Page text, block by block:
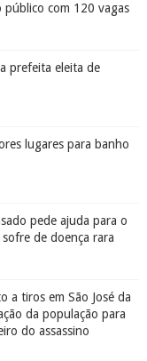
público com 120 vagas
prefeita eleita de
lugares para banho
pede ajuda para o
de doença rara
a tiros em São José da
da população para
do assassino